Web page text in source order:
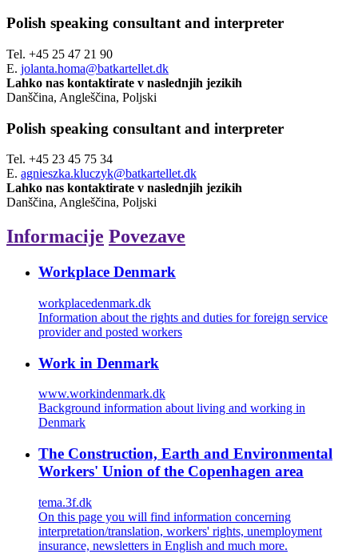
Polish speaking consultant and interpreter
Tel. +45 25 47 21 90
E. jolanta.homa@batkartellet.dk
Lahko nas kontaktirate v naslednjih jezikih
Danščina, Angleščina, Poljski
Polish speaking consultant and interpreter
Tel. +45 23 45 75 34
E. agnieszka.kluczyk@batkartellet.dk
Lahko nas kontaktirate v naslednjih jezikih
Danščina, Angleščina, Poljski
Informacije Povezave
Workplace Denmark
workplacedenmark.dk
Information about the rights and duties for foreign service
provider and posted workers
Work in Denmark
www.workindenmark.dk
Background information about living and working in
Denmark
The Construction, Earth and Environmental
Workers' Union of the Copenhagen area
tema.3f.dk
On this page you will find information concerning
interpretation/translation, workers' rights, unemployment
insurance, newsletters in English and much more.